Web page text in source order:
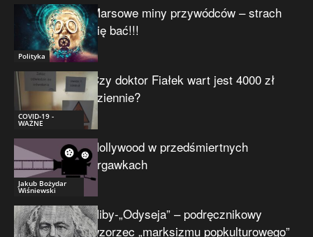
Polityka
Marsowe miny przywódców – strach
się bać!!!
COVID-19 -
WAŻNE
Czy doktor Fiałek wart jest 4000 zł
dziennie?
Jakub Bożydar
Wiśniewski
Hollywood w przedśmiertnych
drgawkach
Niby-„Odyseja” – podręcznikowy
wzorzec „marksizmu popkulturowego”